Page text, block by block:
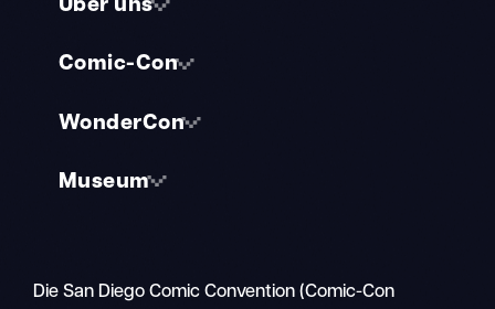
Über uns
Comic-Con
WonderCon
Museum
Die San Diego Comic Convention (Comic-Con